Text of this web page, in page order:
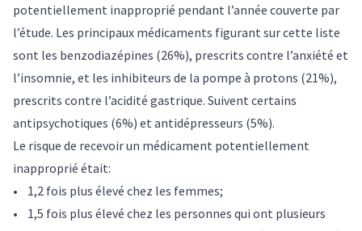
potentiellement inapproprié pendant l’année couverte par
l’étude. Les principaux médicaments figurant sur cette liste
sont les benzodiazépines (26%), prescrits contre l’anxiété et
l’insomnie, et les inhibiteurs de la pompe à protons (21%),
prescrits contre l’acidité gastrique. Suivent certains
antipsychotiques (6%) et antidépresseurs (5%).
Le risque de recevoir un médicament potentiellement
inapproprié était:
• 1,2 fois plus élevé chez les femmes;
• 1,5 fois plus élevé chez les personnes qui ont plusieurs